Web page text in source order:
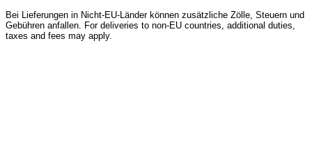
Bei Lieferungen in Nicht-EU-Länder können zusätzliche Zölle, Steuern und
Gebühren anfallen. For deliveries to non-EU countries, additional duties,
taxes and fees may apply.